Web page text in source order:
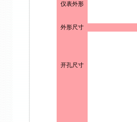
仪表外形
外形尺寸
开孔尺寸